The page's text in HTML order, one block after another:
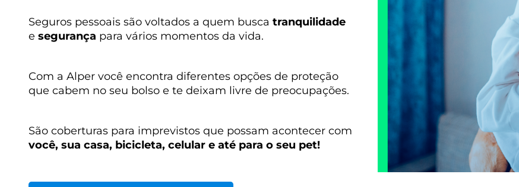
Seguros pessoais são voltados a quem busca tranquilidade
e segurança para vários momentos da vida.
Com a Alper você encontra diferentes opções de proteção
que cabem no seu bolso e te deixam livre de preocupações.
São coberturas para imprevistos que possam acontecer com
você, sua casa, bicicleta, celular e até para o seu pet!